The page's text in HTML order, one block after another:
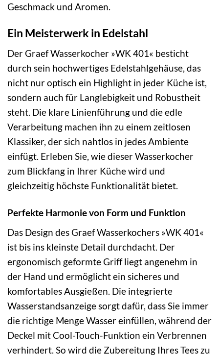
Geschmack und Aromen.
Ein Meisterwerk in Edelstahl
Der Graef Wasserkocher »WK 401« besticht
durch sein hochwertiges Edelstahlgehäuse, das
nicht nur optisch ein Highlight in jeder Küche ist,
sondern auch für Langlebigkeit und Robustheit
steht. Die klare Linienführung und die edle
Verarbeitung machen ihn zu einem zeitlosen
Klassiker, der sich nahtlos in jedes Ambiente
einfügt. Erleben Sie, wie dieser Wasserkocher
zum Blickfang in Ihrer Küche wird und
gleichzeitig höchste Funktionalität bietet.
Perfekte Harmonie von Form und Funktion
Das Design des Graef Wasserkochers »WK 401«
ist bis ins kleinste Detail durchdacht. Der
ergonomisch geformte Griff liegt angenehm in
der Hand und ermöglicht ein sicheres und
komfortables Ausgießen. Die integrierte
Wasserstandsanzeige sorgt dafür, dass Sie immer
die richtige Menge Wasser einfüllen, während der
Deckel mit Cool-Touch-Funktion ein Verbrennen
verhindert. So wird die Zubereitung Ihres Tees zu